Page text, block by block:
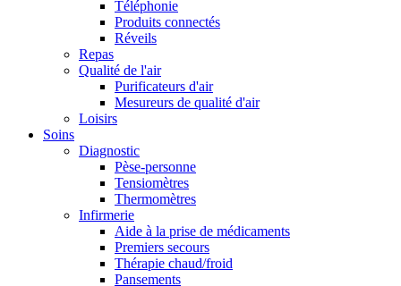
Téléphonie
Produits connectés
Réveils
Repas
Qualité de l'air
Purificateurs d'air
Mesureurs de qualité d'air
Loisirs
Soins
Diagnostic
Pèse-personne
Tensiomètres
Thermomètres
Infirmerie
Aide à la prise de médicaments
Premiers secours
Thérapie chaud/froid
Pansements